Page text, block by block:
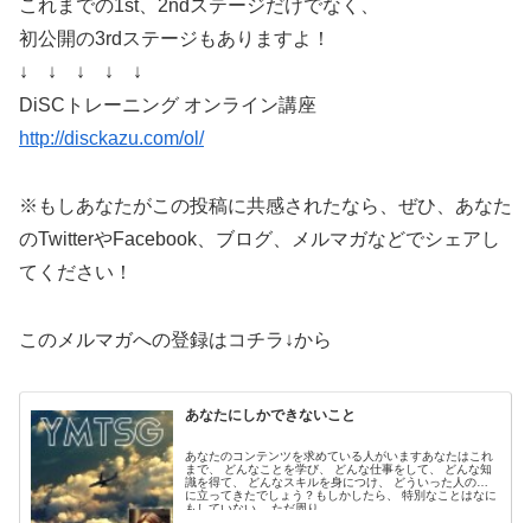
これまでの1st、2ndステージだけでなく、
初公開の3rdステージもありますよ！
↓ ↓ ↓ ↓ ↓
DiSCトレーニング オンライン講座
http://disckazu.com/ol/
※もしあなたがこの投稿に共感されたなら、ぜひ、あなた
のTwitterやFacebook、ブログ、メルマガなどでシェアし
てください！
このメルマガへの登録はコチラ↓から
あなたにしかできないこと
あなたのコンテンツを求めている人がいますあなたはこれ
まで、 どんなことを学び、 どんな仕事をして、 どんな知
識を得て、 どんなスキルを身につけ、 どういった人の役
に立ってきたでしょう？もしかしたら、 特別なことはなに
もしていない、 ただ周り...